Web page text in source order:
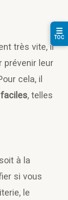
très vite, il
prévenir leur
cela, il
, telles
à la
si vous
le
☰
TOC